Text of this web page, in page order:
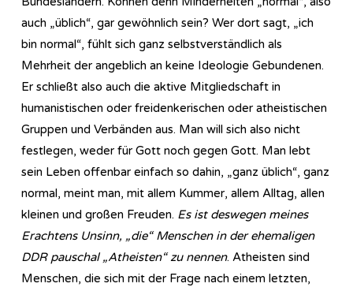
auch „üblich“, gar gewöhnlich sein? Wer dort sagt, „ich
bin normal“, fühlt sich ganz selbstverständlich als
Mehrheit der angeblich an keine Ideologie Gebundenen.
Er schließt also auch die aktive Mitgliedschaft in
humanistischen oder freidenkerischen oder atheistischen
Gruppen und Verbänden aus. Man will sich also nicht
festlegen, weder für Gott noch gegen Gott. Man lebt
sein Leben offenbar einfach so dahin, „ganz üblich“, ganz
normal, meint man, mit allem Kummer, allem Alltag, allen
kleinen und großen Freuden. Es ist deswegen meines
Erachtens Unsinn, „die“ Menschen in der ehemaligen
DDR pauschal „Atheisten“ zu nennen. Atheisten sind
Menschen, die sich mit der Frage nach einem letzten,